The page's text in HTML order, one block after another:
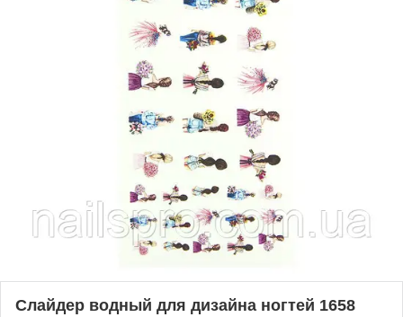
Слайдер водный для дизайна ногтей 1658